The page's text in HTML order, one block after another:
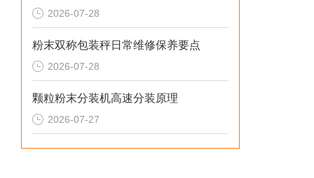
2026-07-28
粉末双称包装秤日常维修保养要点
2026-07-28
颗粒粉末分装机高速分装原理
2026-07-27